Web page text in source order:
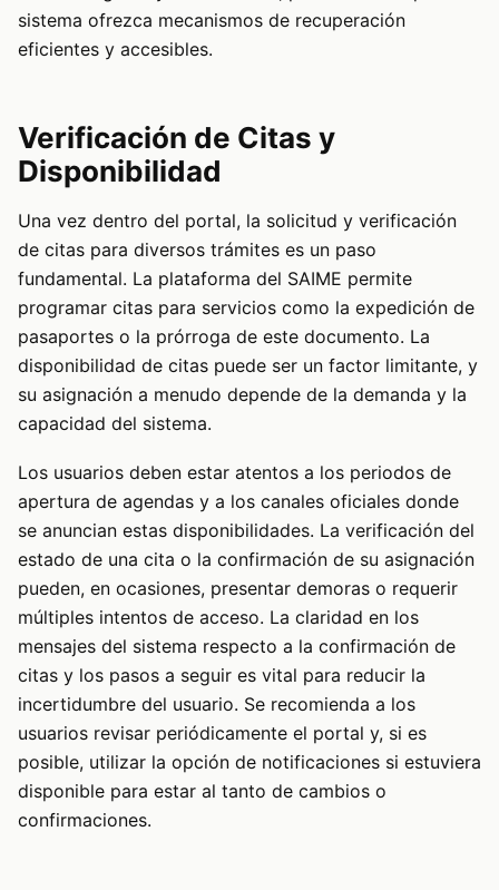
sistema ofrezca mecanismos de recuperación
eficientes y accesibles.
Verificación de Citas y
Disponibilidad
Una vez dentro del portal, la solicitud y verificación
de citas para diversos trámites es un paso
fundamental. La plataforma del SAIME permite
programar citas para servicios como la expedición de
pasaportes o la prórroga de este documento. La
disponibilidad de citas puede ser un factor limitante, y
su asignación a menudo depende de la demanda y la
capacidad del sistema.
Los usuarios deben estar atentos a los periodos de
apertura de agendas y a los canales oficiales donde
se anuncian estas disponibilidades. La verificación del
estado de una cita o la confirmación de su asignación
pueden, en ocasiones, presentar demoras o requerir
múltiples intentos de acceso. La claridad en los
mensajes del sistema respecto a la confirmación de
citas y los pasos a seguir es vital para reducir la
incertidumbre del usuario. Se recomienda a los
usuarios revisar periódicamente el portal y, si es
posible, utilizar la opción de notificaciones si estuviera
disponible para estar al tanto de cambios o
confirmaciones.